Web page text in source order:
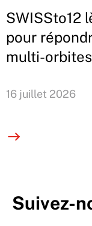
SWISSto12
pour
multi-
16 juillet 2026
Suivez-